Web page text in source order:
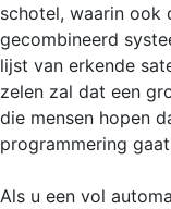
schotel, waarin ook
gecombineerd
lijst van erkende
zelen zal dat een
die mensen hopen
programmering
Als u een vol